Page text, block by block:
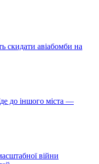
скидати авіабомби на
до іншого міста —
війни